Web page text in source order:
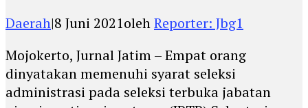
Daerah|8 Juni 2021olehReporter: Jbg1
Mojokerto, Jurnal Jatim – Empat orang
dinyatakan memenuhi syarat seleksi
administrasi pada seleksi terbuka jabatan